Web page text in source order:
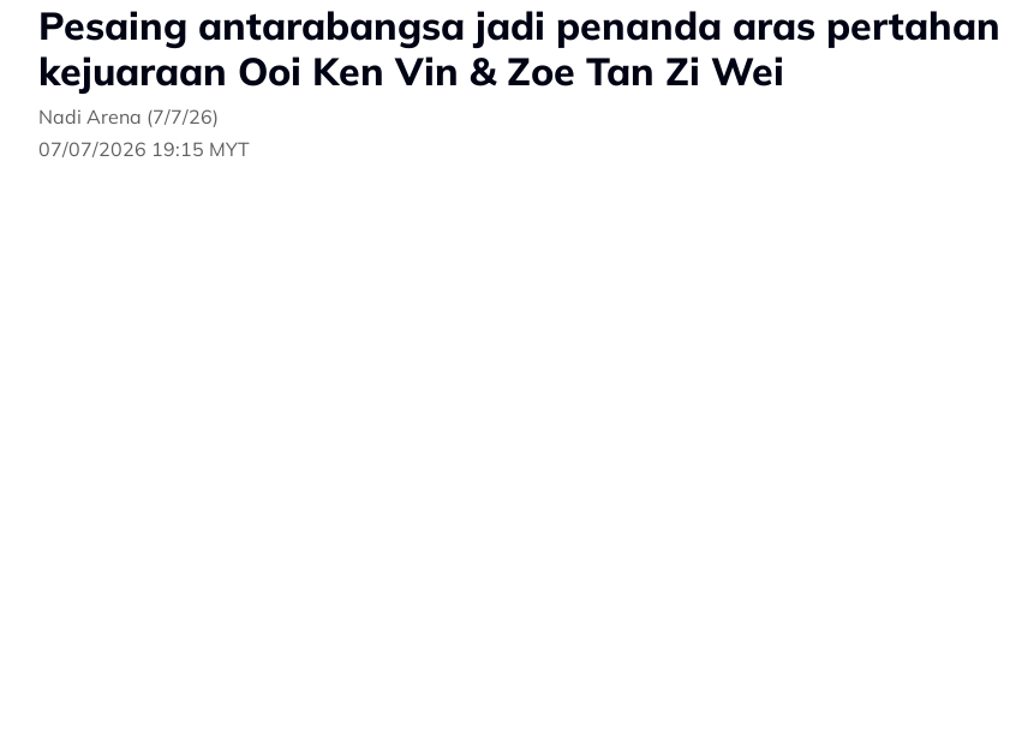
Pesaing antarabangsa jadi penanda aras pertahan
kejuaraan Ooi Ken Vin & Zoe Tan Zi Wei
Nadi Arena (7/7/26)
07/07/2026 19:15 MYT